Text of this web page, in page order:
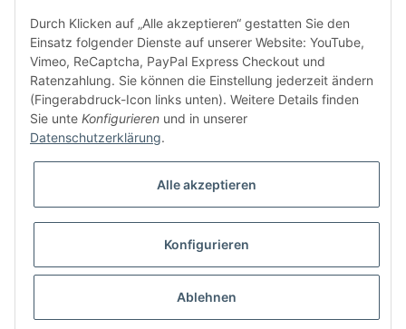
* Alle Preise inkl. gesetzlicher USt., zzgl.
Besucherzähler: 5846756
UmsetzungVlarom E-Commerce Agentur| Powered byJTL-Shop|
CLEARIX JTL-Shop Template
Durch Klicken auf „Alle akzeptieren“ gestatten Sie den
Einsatz folgender Dienste auf unserer Website: YouTube,
Vimeo, ReCaptcha, PayPal Express Checkout und
Ratenzahlung. Sie können die Einstellung jederzeit ändern
(Fingerabdruck-Icon links unten). Weitere Details finden
Sie unte Konfigurieren und in unserer
Datenschutzerklärung.
Alle akzeptieren
Konfigurieren
Ablehnen